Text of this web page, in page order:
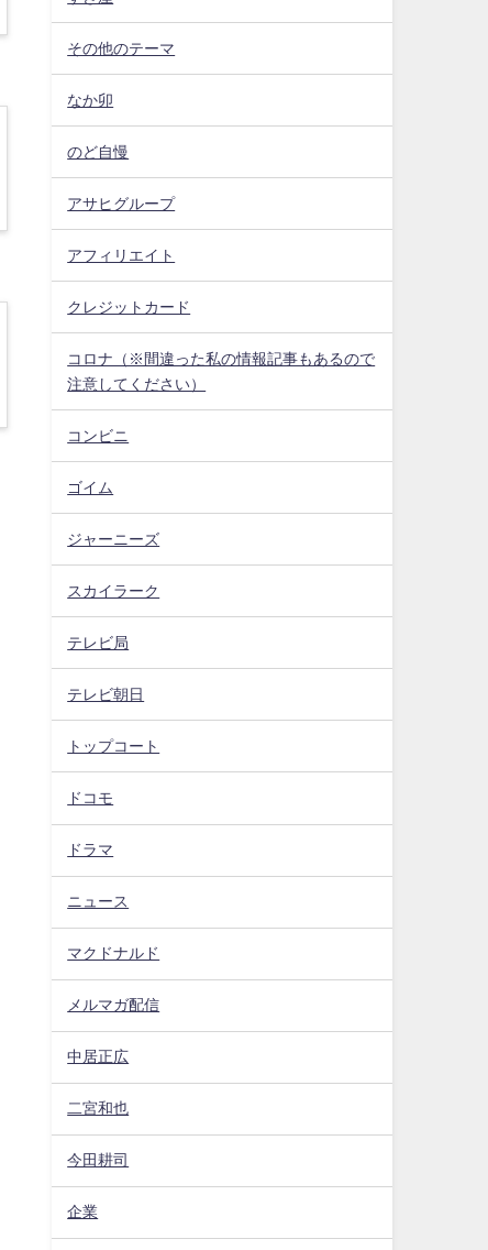
その他のテーマ
なか卯
のど自慢
アサヒグループ
アフィリエイト
クレジットカード
コロナ（※間違った私の情報記事もあるので
注意してください）
コンビニ
ゴイム
ジャーニーズ
スカイラーク
テレビ局
テレビ朝日
トップコート
ドコモ
ドラマ
ニュース
マクドナルド
メルマガ配信
中居正広
二宮和也
今田耕司
企業